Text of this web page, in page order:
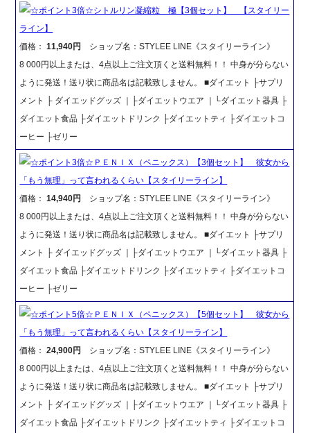
☆ポイント3倍☆シトルリン凝縮粒 極【3個セット】 【スタイリー
ライン】
価格：11,940円
ショップ名：STYLEE LINE《スタイリーライン》
8 000円以上または、4点以上ご注文頂くと送料無料！！ 中身が分らない
ように発送！送り状に商品名は記載致しません。 ■ダイエット ├サプリ
メント ├ ダイエッドグッズ ｜├ダイエットウエア ｜└ダイエット器具 ├
ダイエット食品 ├ダイエットドリンク ├ダイエットティ ├ダイエットコ
ーヒー ├ゼリー
☆ポイント3倍☆ＰＥＮＩＸ（ペニックス）【3個セット】 彼女から
「もう無理」って言われるくらい【スタイリーライン】
価格：14,940円
ショップ名：STYLEE LINE《スタイリーライン》
8 000円以上または、4点以上ご注文頂くと送料無料！！ 中身が分らない
ように発送！送り状に商品名は記載致しません。 ■ダイエット ├サプリ
メント ├ ダイエッドグッズ ｜├ダイエットウエア ｜└ダイエット器具 ├
ダイエット食品 ├ダイエットドリンク ├ダイエットティ ├ダイエットコ
ーヒー ├ゼリー
☆ポイント5倍☆ＰＥＮＩＸ（ペニックス）【5個セット】 彼女から
「もう無理」って言われるくらい【スタイリーライン】
価格：24,900円
ショップ名：STYLEE LINE《スタイリーライン》
8 000円以上または、4点以上ご注文頂くと送料無料！！ 中身が分らない
ように発送！送り状に商品名は記載致しません。 ■ダイエット ├サプリ
メント ├ ダイエッドグッズ ｜├ダイエットウエア ｜└ダイエット器具 ├
ダイエット食品 ├ダイエットドリンク ├ダイエットティ ├ダイエットコ